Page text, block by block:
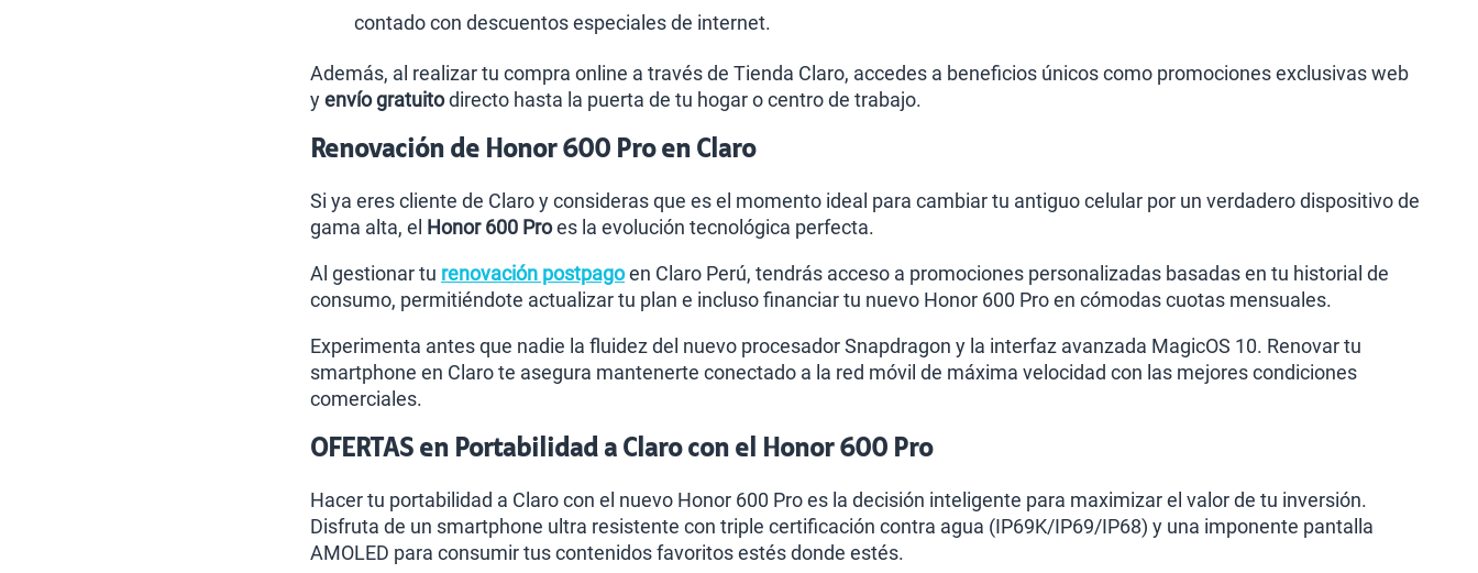
contado con descuentos especiales de internet.
Además, al realizar tu compra online a través de Tienda Claro, accedes a beneficios únicos como promociones exclusivas web
yenvío gratuitodirecto hasta la puerta de tu hogar o centro de trabajo.
Renovación de Honor 600 Pro en Claro
Si ya eres cliente de Claro y consideras que es el momento ideal para cambiar tu antiguo celular por un verdadero dispositivo de
gama alta, el Honor 600 Proes la evolución tecnológica perfecta.
Al gestionar tu renovación postpagoen Claro Perú, tendrás acceso a promociones personalizadas basadas en tu historial de
consumo, permitiéndote actualizar tu plan e incluso financiar tu nuevo Honor 600 Pro en cómodas cuotas mensuales.
Experimenta antes que nadie la fluidez del nuevo procesador Snapdragon y la interfaz avanzada MagicOS 10. Renovar tu
smartphone en Claro te asegura mantenerte conectado a la red móvil de máxima velocidad con las mejores condiciones
comerciales.
OFERTAS en Portabilidad a Claro con el Honor 600 Pro
Hacer tu portabilidad a Claro con el nuevo Honor 600 Pro es la decisión inteligente para maximizar el valor de tu inversión.
Disfruta de un smartphone ultra resistente con triple certificación contra agua (IP69K/IP69/IP68) y una imponente pantalla
AMOLED para consumir tus contenidos favoritos estés donde estés.